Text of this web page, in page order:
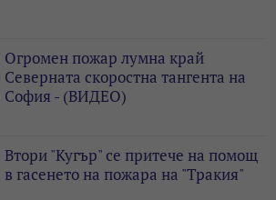
Огромен пожар лумна край
Северната скоростна тангента на
София - (ВИДЕО)
Втори "Кугър" се притече на помощ
в гасенето на пожара на "Тракия"